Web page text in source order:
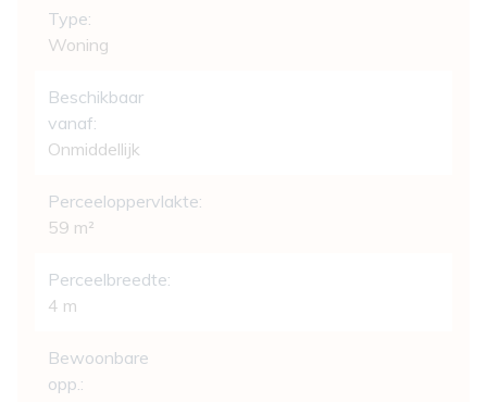
Type:
Woning
Beschikbaar
vanaf:
Onmiddellijk
Perceeloppervlakte:
59 m²
Perceelbreedte:
4 m
Bewoonbare
opp.: